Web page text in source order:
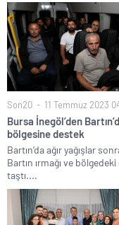
Son20 11 Temmuz 2023
Bursa İnegöl’den
bölgesine destek
Bartın’da ağır yağışlar
Bartın ırmağı ve
taştı....